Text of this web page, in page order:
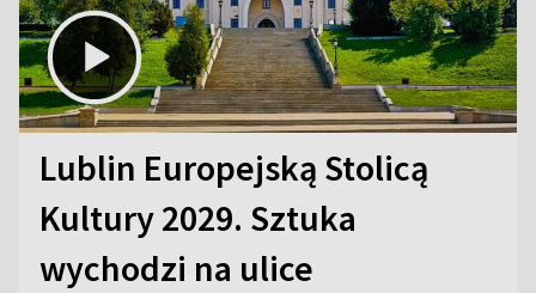
Lublin Europejską Stolicą
Kultury 2029. Sztuka
wychodzi na ulice